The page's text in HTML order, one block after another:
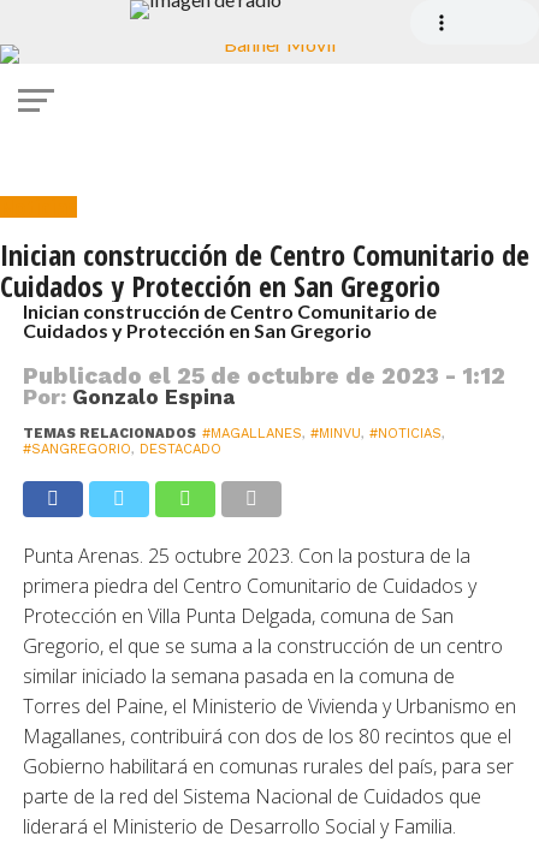
Noticias
Inician construcción de Centro Comunitario de
Cuidados y Protección en San Gregorio
Inician construcción de Centro Comunitario de
Cuidados y Protección en San Gregorio
Publicado el 25 de octubre de 2023 - 1:12
Por: Gonzalo Espina
TEMAS RELACIONADOS #MAGALLANES, #MINVU, #NOTICIAS,
#SANGREGORIO, DESTACADO
Punta Arenas. 25 octubre 2023. Con la postura de la
primera piedra del Centro Comunitario de Cuidados y
Protección en Villa Punta Delgada, comuna de San
Gregorio, el que se suma a la construcción de un centro
similar iniciado la semana pasada en la comuna de
Torres del Paine, el Ministerio de Vivienda y Urbanismo en
Magallanes, contribuirá con dos de los 80 recintos que el
Gobierno habilitará en comunas rurales del país, para ser
parte de la red del Sistema Nacional de Cuidados que
liderará el Ministerio de Desarrollo Social y Familia.